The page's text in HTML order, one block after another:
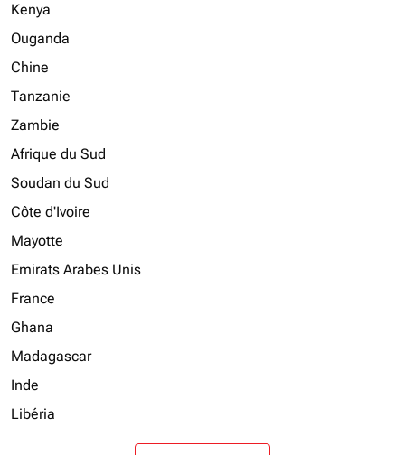
Kenya
Ouganda
Chine
Tanzanie
Zambie
Afrique du Sud
Soudan du Sud
Côte d'Ivoire
Mayotte
Emirats Arabes Unis
France
Ghana
Madagascar
Inde
Libéria